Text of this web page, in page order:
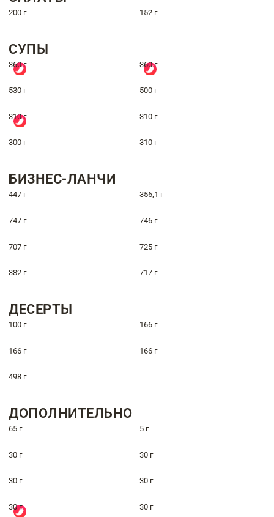
200 г 152 г
СУПЫ
360 г 360 г
530 г 500 г
310 г 310 г
300 г 310 г
БИЗНЕС-ЛАНЧИ
447 г 356,1 г
747 г 746 г
707 г 725 г
382 г 717 г
ДЕСЕРТЫ
100 г 166 г
166 г 166 г
498 г
ДОПОЛНИТЕЛЬНО
65 г 5 г
30 г 30 г
30 г 30 г
30 г 30 г